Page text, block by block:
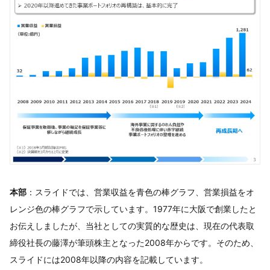
本部 ：スライドでは、営業収益を青色の棒グラフ、営業損益をオ
レンジ色の棒グラフで示しています。1977年に大阪で創業したと
お伝えしましたが、当社としての実質的な歴史は、現在の代表取
締役社長の藤澤が筆頭株主となった2008年からです。そのため、
スライドには2008年以降の内容を記載しています。